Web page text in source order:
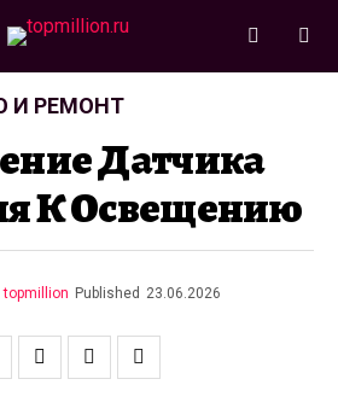
И РЕМОНТ
Датчика
К Освещению
topmillion Published 23.06.2026